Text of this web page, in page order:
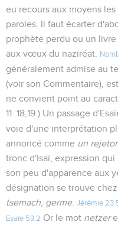
eu recours aux moyens
paroles. Il faut écarter
prophète perdu ou un
aux vœux du naziréat.
généralement admise au
(voir son Commentaire),
ne convient point au
11 :18,19.) Un passage
voie d'une interprétation
annoncé comme un
tronc d'Isaï, expression
son peu d'apparence aux
désignation se trouve
tsemach, germe. Jérémie
Esaïe 53.2 Or le mot netzer